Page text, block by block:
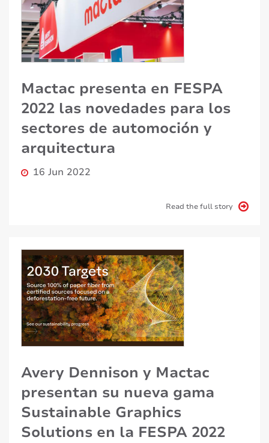
Mactac presenta en FESPA
2022 las novedades para los
sectores de automoción y
arquitectura
16 Jun 2022
Read the full story
Avery Dennison y Mactac
presentan su nueva gama
Sustainable Graphics
Solutions en la FESPA 2022